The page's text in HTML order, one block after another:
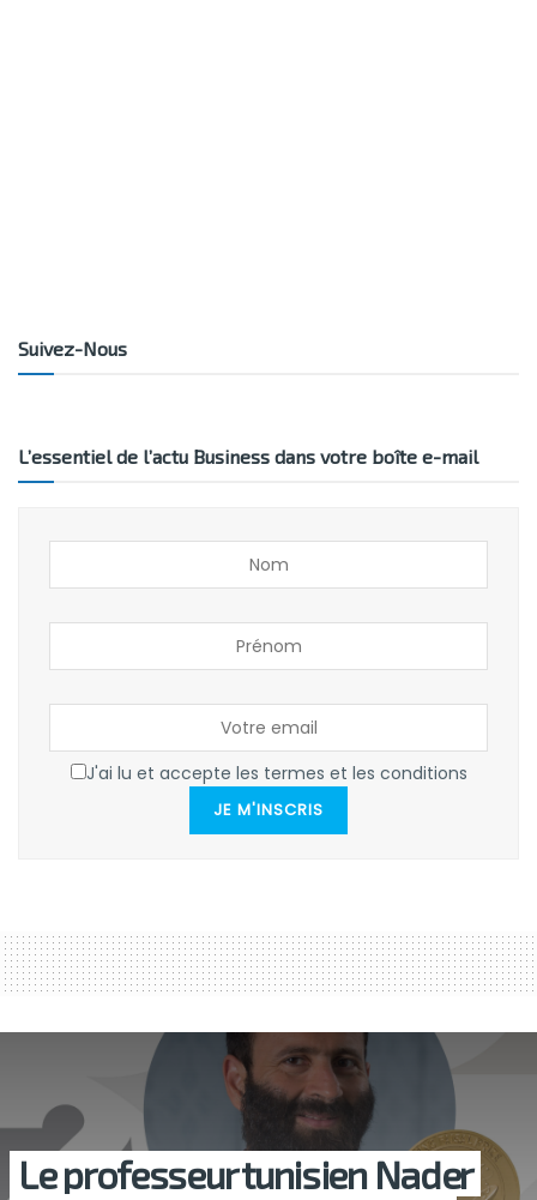
Suivez-Nous
L’essentiel de l’actu Business dans votre boîte e-mail
J'ai lu et accepte les termes et les conditions
JE M'INSCRIS
Le professeur tunisien Nader